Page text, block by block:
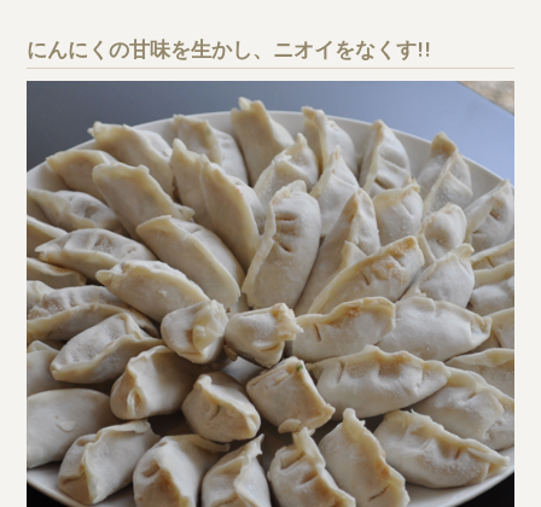
にんにくの甘味を生かし、ニオイをなくす!!